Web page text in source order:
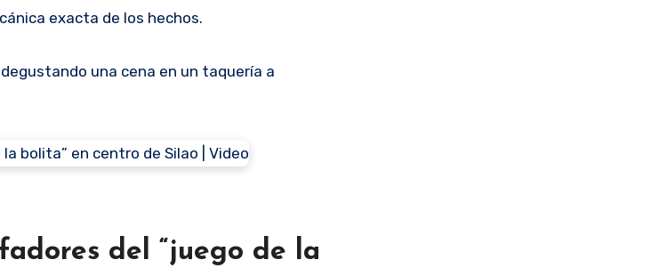
exacta de los hechos.
una cena en un taquería a
del “juego de la